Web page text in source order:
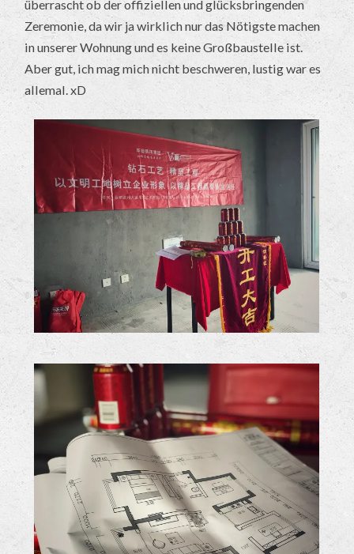
überrascht ob der offiziellen und glücksbringenden
Zeremonie, da wir ja wirklich nur das Nötigste machen
in unserer Wohnung und es keine Großbaustelle ist.
Aber gut, ich mag mich nicht beschweren, lustig war es
allemal. xD